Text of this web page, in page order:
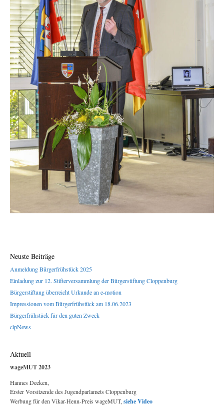
Neuste Beiträge
Anmeldung Bürgerfrühstück 2025
Einladung zur 12. Stifterversammlung der Bürgerstiftung Cloppenburg
Bürgerstiftung überreicht Urkunde an e-motion
Impressionen vom Bürgerfrühstück am 18.06.2023
Bürgerfrühstück für den guten Zweck
clpNews
Aktuell
wageMUT 2023
Hannes Deeken,
Erster Vorsitzende des Jugendparlamets Cloppenburg
Werbung für den Vikar-Henn-Preis wageMUT, siehe Video